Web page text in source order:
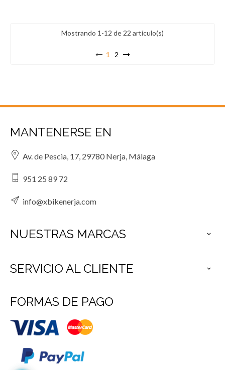
Mostrando 1-12 de 22 artículo(s)
1 2
MANTENERSE EN
Av. de Pescia, 17, 29780 Nerja, Málaga
951 25 89 72
info@xbikenerja.com
NUESTRAS MARCAS 
SERVICIO AL CLIENTE 
FORMAS DE PAGO